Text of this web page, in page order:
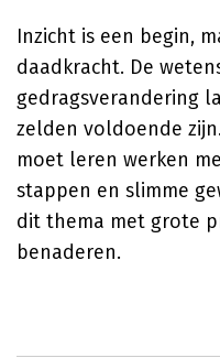
Inzicht is een begin,
daadkracht. De
gedragsverandering
zelden voldoende
moet leren werken
stappen en slimme
dit thema met grote
benaderen.